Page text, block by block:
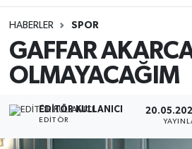
HABERLER SPOR
GAFFAR
OLMAYACAĞIM
EDITÖR KULLANICI
EDITÖR
Süper Lig Puan Durumu ve
Tüm Manşetler
Son Dakika Haberleri